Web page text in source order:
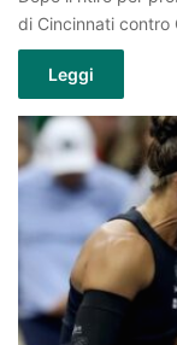
di Cincinnati contro
Leggi